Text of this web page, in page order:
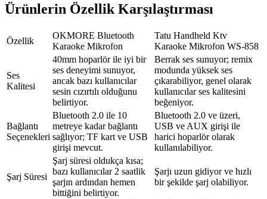
Ürünlerin Özellik Karşılaştırması
Özellik
OKMORE Bluetooth
Karaoke Mikrofon
Tatu Handheld Ktv
Karaoke Mikrofon WS-858
Ses
Kalitesi
40mm hoparlör ile iyi bir
ses deneyimi sunuyor,
ancak bazı kullanıcılar
sesin cızırtılı olduğunu
belirtiyor.
Berrak ses sunuyor; remix
modunda yüksek ses
çıkarabiliyor, genel olarak
kullanıcılar ses kalitesini
beğeniyor.
Bağlantı
Seçenekleri
Bluetooth 2.0 ile 10
metreye kadar bağlantı
sağlıyor; TF kart ve USB
girişi mevcut.
Bluetooth 2.0 ve üzeri,
USB ve AUX girişi ile
harici hoparlör olarak
kullanılabiliyor.
Şarj Süresi
Şarj süresi oldukça kısa;
bazı kullanıcılar 2 saatlik
şarjın ardından hemen
bittiğini belirtiyor.
Şarjı uzun gidiyor ve hızlı
bir şekilde şarj olabiliyor.